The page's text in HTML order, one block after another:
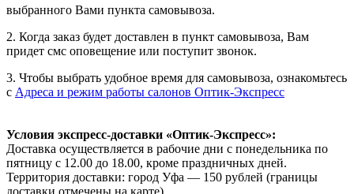
выбранного Вами пункта самовывоза.
2. Когда заказ будет доставлен в пункт самовывоза, Вам
придет смс оповещение или поступит звонок.
3. Чтобы выбрать удобное время для самовывоза, ознакомьтесь
с Адреса и режим работы салонов Оптик-Экспресс
Условия экспресс-доставки «Оптик-Экспресс»:
Доставка осуществляется в рабочие дни с понедельника по
пятницу с 12.00 до 18.00, кроме праздничных дней.
Территория доставки: город Уфа — 150 рублей (границы
доставки отмечены на карте).